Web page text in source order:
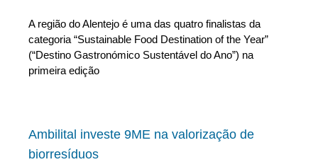
A região do Alentejo é uma das quatro finalistas da
categoria “Sustainable Food Destination of the Year”
(“Destino Gastronómico Sustentável do Ano”) na
primeira edição
Ambilital investe 9ME na valorização de
biorresíduos